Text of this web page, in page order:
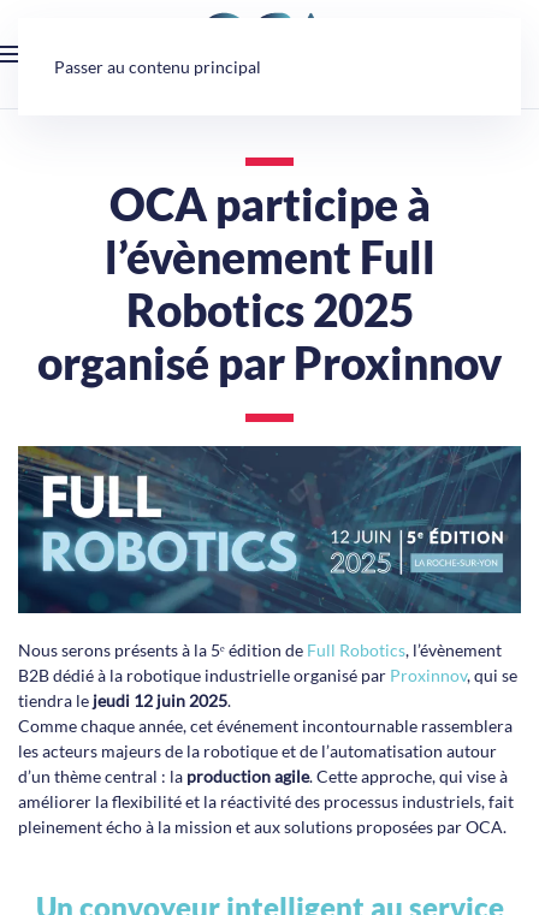
Passer au contenu principal
OCA participe à
l’évènement Full
Robotics 2025
organisé par Proxinnov
Nous serons présents à la 5ᵉ édition de Full Robotics, l’évènement
B2B dédié à la robotique industrielle organisé par Proxinnov, qui se
tiendra le jeudi 12 juin 2025.
Comme chaque année, cet événement incontournable rassemblera
les acteurs majeurs de la robotique et de l’automatisation autour
d’un thème central : la production agile. Cette approche, qui vise à
améliorer la flexibilité et la réactivité des processus industriels, fait
pleinement écho à la mission et aux solutions proposées par OCA.
Un convoyeur intelligent au service
Panneau de gestion des cookies